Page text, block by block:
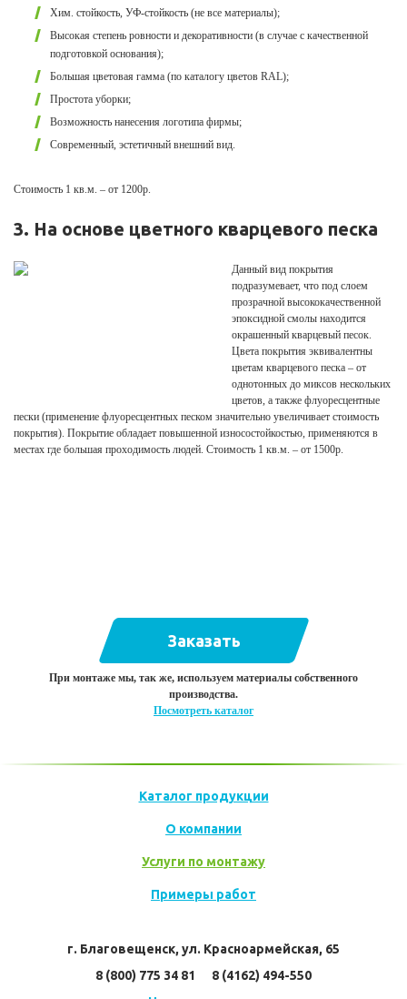
Хим. стойкость, УФ-стойкость (не все материалы);
Высокая степень ровности и декоративности (в случае с качественной
подготовкой основания);
Большая цветовая гамма (по каталогу цветов RAL);
Простота уборки;
Возможность нанесения логотипа фирмы;
Современный, эстетичный внешний вид.
Стоимость 1 кв.м. – от 1200р.
3. На основе цветного кварцевого песка
Данный вид покрытия
подразумевает, что под слоем
прозрачной высококачественной
эпоксидной смолы находится
окрашенный кварцевый песок.
Цвета покрытия эквивалентны
цветам кварцевого песка – от
однотонных до миксов нескольких
цветов, а также флуоресцентные
пески (применение флуоресцентных песком значительно увеличивает стоимость
покрытия). Покрытие обладает повышенной износостойкостью, применяются в
местах где большая проходимость людей. Стоимость 1 кв.м. – от 1500р.
Заказать
При монтаже мы, так же, используем материалы собственного
производства.
Посмотреть каталог
Каталог продукции
О компании
Услуги по монтажу
Примеры работ
г. Благовещенск, ул. Красноармейская, 65
8 (800) 775 34 81      8 (4162) 494-550